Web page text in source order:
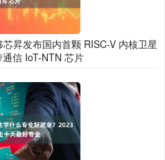
昇发布国内首颗 RISC-V 内核卫星
信 IoT-NTN 芯片